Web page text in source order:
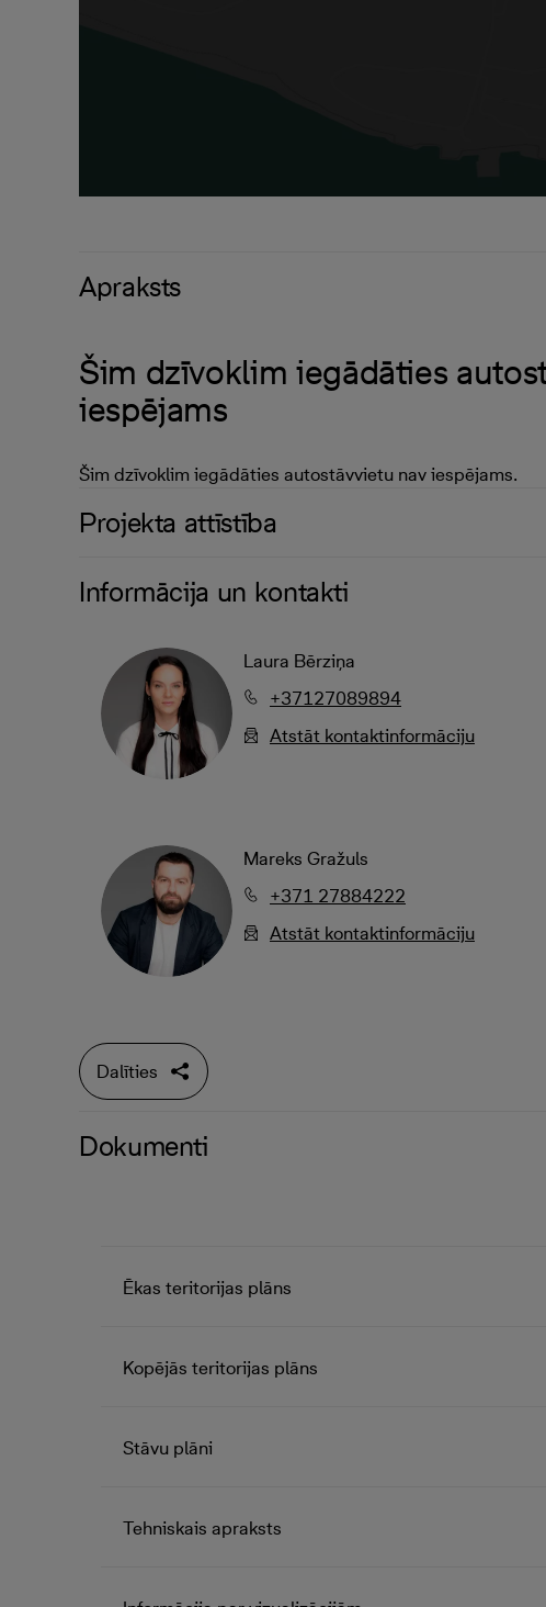
Apraksts
Šim dzīvoklim iegādāties
iespējams
Šim dzīvoklim iegādāties autostāvvietu nav iespējams.
Projekta attīstība
Informācija un kontakti
Laura Bērziņa
+37127089894
Atstāt kontaktinformāciju
Mareks Gražuls
+371 27884222
Atstāt kontaktinformāciju
Dalīties
Dokumenti
Ēkas teritorijas plāns
Kopējās teritorijas plāns
Stāvu plāni
Tehniskais apraksts